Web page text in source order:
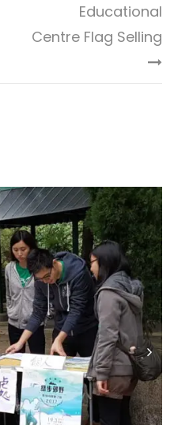
Educational
Centre Flag Selling